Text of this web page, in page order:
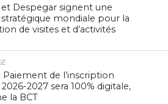
et Despegar signent une
stratégique mondiale pour la
de visites et d’activités
Paiement de l’inscription
2027 sera 100% digitale,
la BCT